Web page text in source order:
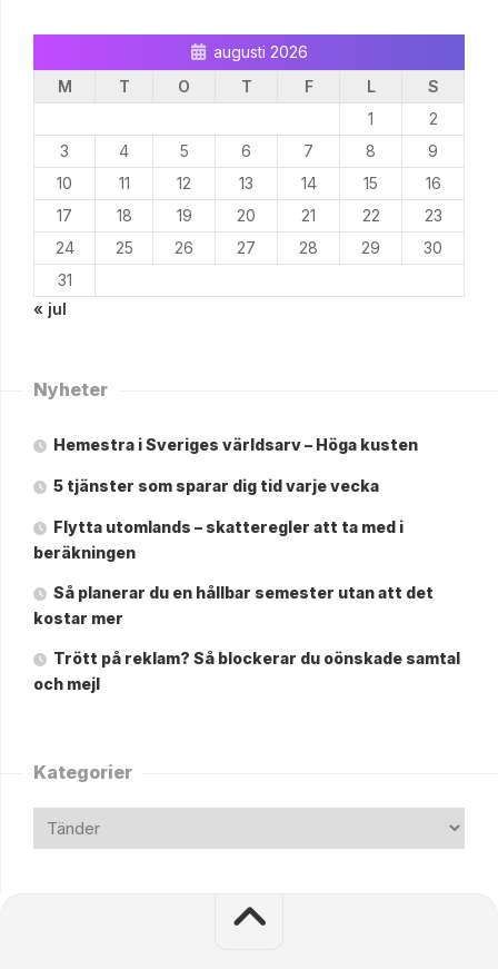
augusti 2026
M
T O T F L
S
1
2
3
4 5 6 7 8
9
10
11 12 13 14 15
16
17
18 19 20 21 22
23
24
25 26 27 28 29
30
31
« jul
Nyheter
Hemestra i Sveriges världsarv – Höga kusten
5 tjänster som sparar dig tid varje vecka
Flytta utomlands – skatteregler att ta med i
beräkningen
Så planerar du en hållbar semester utan att det
kostar mer
Trött på reklam? Så blockerar du oönskade samtal
och mejl
Kategorier